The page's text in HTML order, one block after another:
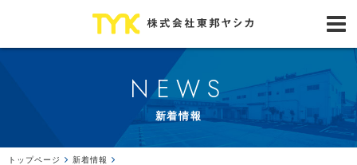
NEWS
新着情報
トップページ 新着情報